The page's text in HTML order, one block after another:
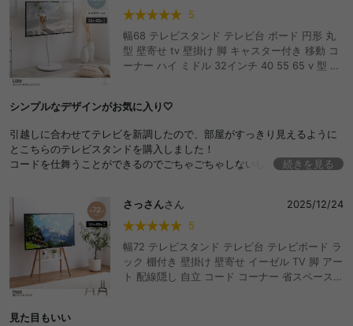
5
幅68 テレビスタンド テレビ台 ボード 円形 丸
型 壁寄せ tv 壁掛け 脚 キャスター付き 移動 コ
ーナー ハイ ミドル 32インチ 40 55 65 v 型 配
シンプルなデザインがお気に入り🤍
引越しに合わせてテレビを新調したので、部屋がすっきり見えるように
とこちらのテレビスタンドを購入しました！
コードを仕舞うことができるのでごちゃごちゃしないし、キャスター付
続きを見る
さっさんさん
2025/12/24
5
幅72 テレビスタンド テレビ台 テレビボード ラ
ック 棚付き 壁掛け 壁寄せ イーゼル TV 脚 アー
ト 配線隠し 自立 コード コーナー 省スペース
見た目もいい